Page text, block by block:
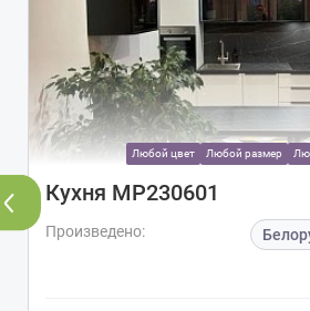
Любой цвет Любой размер
Кухня МР230601
Произведено: